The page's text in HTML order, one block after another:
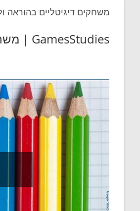
משחקים דיגיטליים בהוראה
GamesStudies | משחקים בחינוך